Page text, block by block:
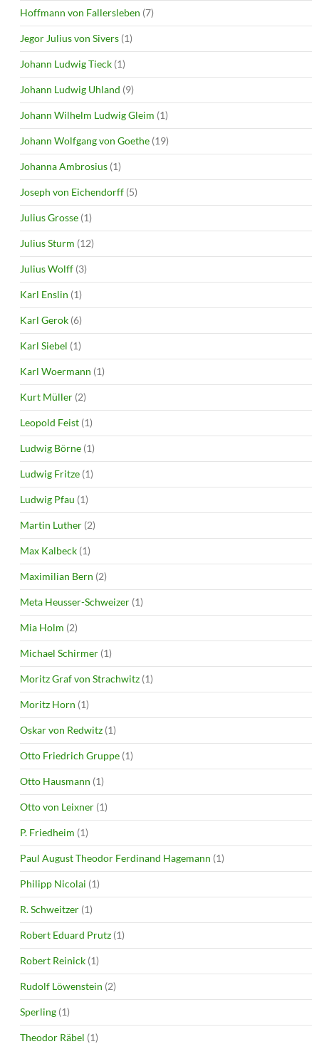
Hoffmann von Fallersleben (7)
Jegor Julius von Sivers (1)
Johann Ludwig Tieck (1)
Johann Ludwig Uhland (9)
Johann Wilhelm Ludwig Gleim (1)
Johann Wolfgang von Goethe (19)
Johanna Ambrosius (1)
Joseph von Eichendorff (5)
Julius Grosse (1)
Julius Sturm (12)
Julius Wolff (3)
Karl Enslin (1)
Karl Gerok (6)
Karl Siebel (1)
Karl Woermann (1)
Kurt Müller (2)
Leopold Feist (1)
Ludwig Börne (1)
Ludwig Fritze (1)
Ludwig Pfau (1)
Martin Luther (2)
Max Kalbeck (1)
Maximilian Bern (2)
Meta Heusser-Schweizer (1)
Mia Holm (2)
Michael Schirmer (1)
Moritz Graf von Strachwitz (1)
Moritz Horn (1)
Oskar von Redwitz (1)
Otto Friedrich Gruppe (1)
Otto Hausmann (1)
Otto von Leixner (1)
P. Friedheim (1)
Paul August Theodor Ferdinand Hagemann (1)
Philipp Nicolai (1)
R. Schweitzer (1)
Robert Eduard Prutz (1)
Robert Reinick (1)
Rudolf Löwenstein (2)
Sperling (1)
Theodor Räbel (1)